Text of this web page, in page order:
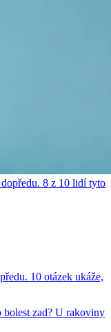
8 z 10 lidí tyto
10 otázek ukáže,
bolest zad? U rakoviny